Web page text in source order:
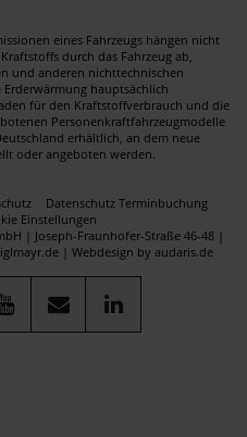
eines Fahrzeugs hängen nicht
durch das Fahrzeug ab,
und anderen nichttechnischen
hauptsächlich
für den Kraftstoffverbrauch und die
Personenkraftfahrzeugmodelle
erhältlich, an dem neue
oder angeboten werden.
Datenschutz Terminbuchung
Einstellungen
| Joseph-Fraunhofer-Straße 46-48 |
| Webdesign by audaris.de